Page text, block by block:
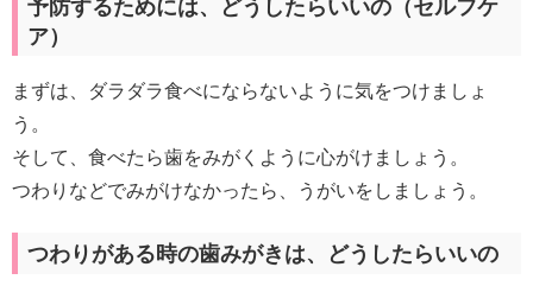
ア）
まずは、ダラダラ食べにならないように気をつけましょ
う。
そして、食べたら歯をみがくように心がけましょう。
つわりなどでみがけなかったら、うがいをしましょう。
つわりがある時の歯みがきは、どうしたらいいの